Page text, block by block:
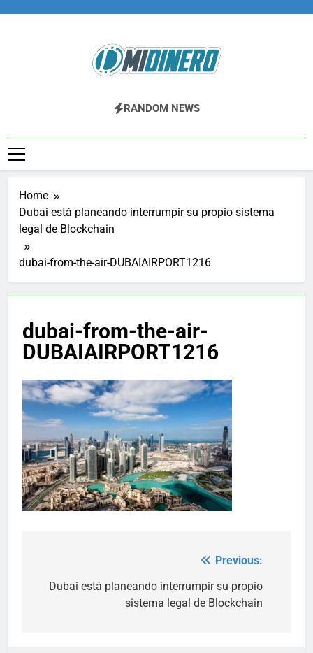
Midinero.co
Fintech, Criptomonedas
RANDOM NEWS
Home
Dubai está planeando interrumpir su propio sistema
legal de Blockchain
dubai-from-the-air-DUBAIAIRPORT1216
dubai-from-the-air-
DUBAIAIRPORT1216
navigation
Previous:
Dubai está planeando interrumpir su propio
sistema legal de Blockchain